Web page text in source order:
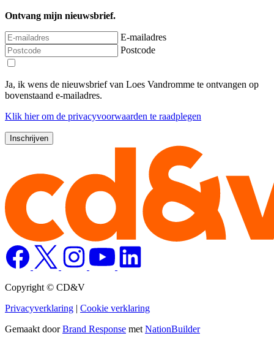
Ontvang mijn nieuwsbrief.
E-mailadres
Postcode
Ja, ik wens de nieuwsbrief van Loes Vandromme te ontvangen op
bovenstaand e-mailadres.
Klik hierom de privacyvoorwaarden te raadplegen
Copyright © CD&V
Privacyverklaring | Cookie verklaring
Gemaakt doorBrand Response met NationBuilder